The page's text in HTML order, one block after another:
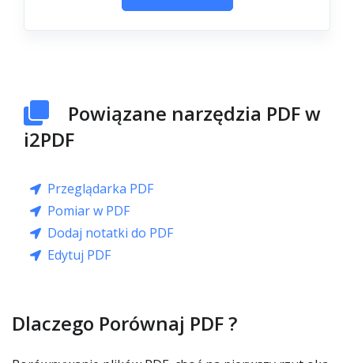
Powiązane narzędzia PDF w
i2PDF
Przeglądarka PDF
Pomiar w PDF
Dodaj notatki do PDF
Edytuj PDF
Dlaczego Porównaj PDF ?